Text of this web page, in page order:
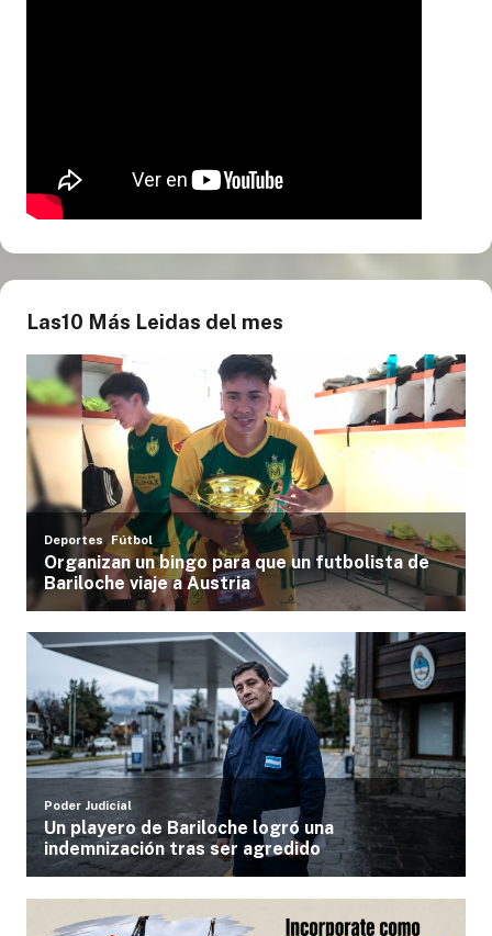
Las10 Más Leidas del mes